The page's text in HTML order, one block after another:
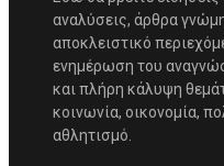
αναλύσεις, άρθρα
αποκλειστικό
ενημέρωση του
και πλήρη κάλυψη
κοινωνία, οικονομία,
αθλητισμό.